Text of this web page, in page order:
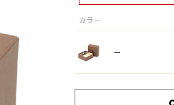
カラー
－